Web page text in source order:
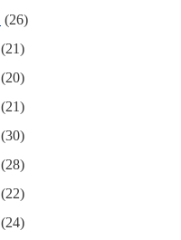
(26)
(21)
(20)
(21)
(30)
(28)
(22)
(24)